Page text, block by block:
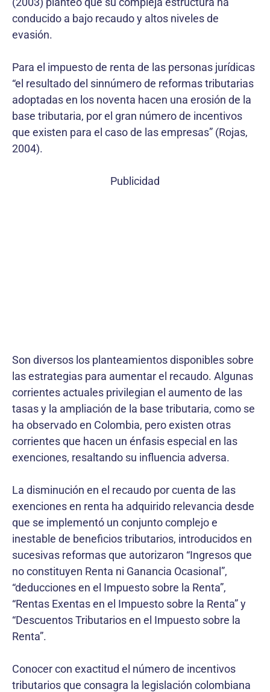
conducido a bajo recaudo y altos niveles de
evasión.
Para el impuesto de renta de las personas jurídicas
“el resultado del sinnúmero de reformas tributarias
adoptadas en los noventa hacen una erosión de la
base tributaria, por el gran número de incentivos
que existen para el caso de las empresas” (Rojas,
2004).
Publicidad
Son diversos los planteamientos disponibles sobre
las estrategias para aumentar el recaudo. Algunas
corrientes actuales privilegian el aumento de las
tasas y la ampliación de la base tributaria, como se
ha observado en Colombia, pero existen otras
corrientes que hacen un énfasis especial en las
exenciones, resaltando su influencia adversa.
La disminución en el recaudo por cuenta de las
exenciones en renta ha adquirido relevancia desde
que se implementó un conjunto complejo e
inestable de beneficios tributarios, introducidos en
sucesivas reformas que autorizaron “Ingresos que
no constituyen Renta ni Ganancia Ocasional”,
“deducciones en el Impuesto sobre la Renta”,
“Rentas Exentas en el Impuesto sobre la Renta” y
“Descuentos Tributarios en el Impuesto sobre la
Renta”.
Conocer con exactitud el número de incentivos
tributarios que consagra la legislación colombiana